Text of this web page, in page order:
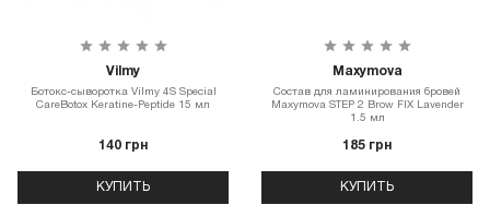
Vilmy
Ботокс-сыворотка Vilmy 4S Special
CareBotox Keratine-Peptide 15 мл
140 грн
КУПИТЬ
Maxymova
Состав для ламинирования бровей
Maxymova STEP 2 Brow FIX Lavender
1.5 мл
185 грн
КУПИТЬ